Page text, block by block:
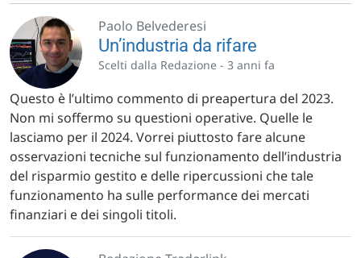
Paolo Belvederesi
Un’industria da rifare
Scelti dalla Redazione - 3 anni fa
Questo è l’ultimo commento di preapertura del 2023.
Non mi soffermo su questioni operative. Quelle le
lasciamo per il 2024. Vorrei piuttosto fare alcune
osservazioni tecniche sul funzionamento dell’industria
del risparmio gestito e delle ripercussioni che tale
funzionamento ha sulle performance dei mercati
finanziari e dei singoli titoli.